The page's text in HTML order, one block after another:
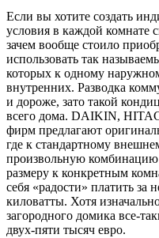
Если вы хотите создать
условия в каждой комнате
зачем вообще стоило
использовать так
которых к одному
внутренних. Разводка
и дороже, зато такой
всего дома. DAIKIN,
фирм предлагают
где к стандартному
произвольную
размеру к конкретным
себя «радости» платить за
киловатты. Хотя
загородного домика все-
двух-пяти тысяч евро.